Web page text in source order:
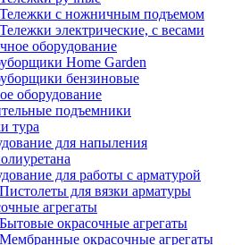
Тележки с ножничным подъемом
Тележки электрические, с весами
оборудование
Home Garden
бензиновые
оборудование
подъемники
тура
для напыления
для работы с арматурой
Пистолеты для вязки арматуры
агрегаты
Бытовые окрасочные агрегаты
Мембранные окрасочные агрегаты